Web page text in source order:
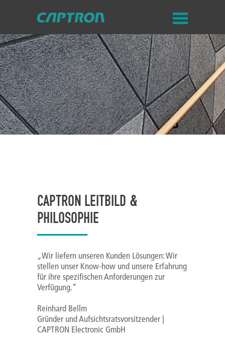
CAPTRON LEITBILD &
PHILOSOPHIE
„Wir liefern unseren Kunden Lösungen: Wir
stellen unser Know-how und unsere Erfahrung
für ihre spezifischen Anforderungen zur
Verfügung.“
Reinhard Bellm
Gründer und Aufsichtsratsvorsitzender |
CAPTRON Electronic GmbH